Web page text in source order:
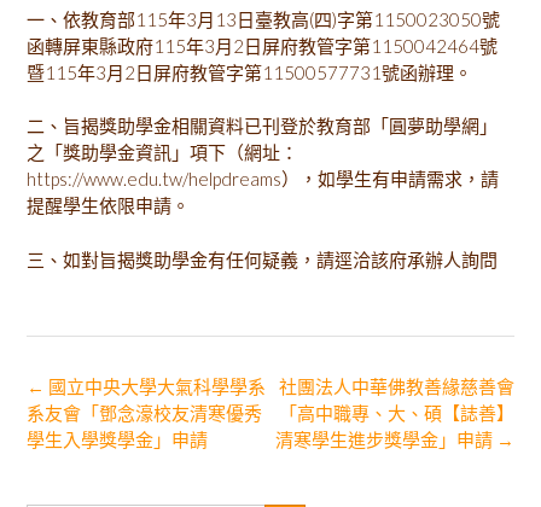
一、依教育部115年3月13日臺教高(四)字第1150023050號
函轉屏東縣政府115年3月2日屏府教管字第1150042464號
暨115年3月2日屏府教管字第11500577731號函辦理。
二、旨揭獎助學金相關資料已刊登於教育部「圓夢助學網」
之「獎助學金資訊」項下（網址：
https://www.edu.tw/helpdreams），如學生有申請需求，請
提醒學生依限申請。
三、如對旨揭獎助學金有任何疑義，請逕洽該府承辦人詢問
Post
navigation
社團法人中華佛教善緣慈善會
「高中職專、大、碩【誌善】
清寒學生進步獎學金」申請 →
← 國立中央大學大氣科學學系
系友會「鄧念濠校友清寒優秀
學生入學獎學金」申請